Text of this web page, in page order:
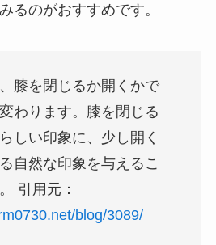
るのがおすすめです。
膝を閉じるか開くかで
わります。膝を閉じる
しい印象に、少し開く
自然な印象を与えるこ
引用元：
blog/3089/